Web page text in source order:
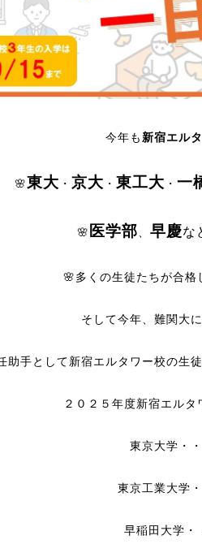
今年も新宿エル
🌸東大 ・ 京大 ・ 東工大 ・ 一
🌸 医学部、 早慶な
🌸多くの生徒たちが合格
そして今年、難関大
助手として新宿エルタワー校の生
２０２５年度新宿エル
東京大学・・
東京工業大学・
早稲田大学・